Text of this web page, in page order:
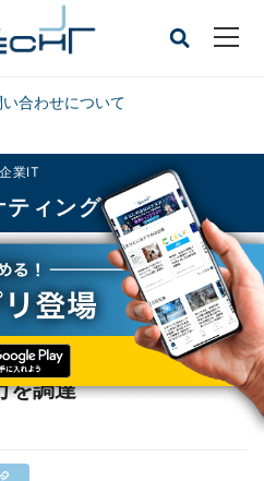
合わせについて
企業IT
ティング
ウドファンディングで540万を調達
イド現像 - クラウドフ
を調達